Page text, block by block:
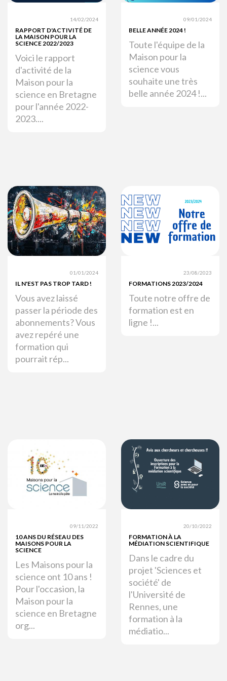
14/02/2024
RAPPORT D'ACTIVITÉ DE
LA MAISON POUR LA
SCIENCE 2022/2023
Voici le rapport
d'activité de la
Maison pour la
science en Bretagne
pour l'année 2022-
2023....
09/01/2024
BELLE ANNÉE 2024 !
Toute l'équipe de la
Maison pour la
science vous
souhaite une très
belle année 2024 !...
01/01/2024
IL N'EST PAS TROP TARD !
Vous avez laissé
passer la période des
abonnements? Vous
avez repéré une
formation qui
pourrait rép...
23/08/2023
FORMATIONS 2023/2024
Toute notre offre de
formation est en
ligne !...
09/11/2022
10 ANS DU RÉSEAU DES
MAISONS POUR LA
SCIENCE
Les Maisons pour la
science ont 10 ans !
Pour l'occasion, la
Maison pour la
science en Bretagne
org...
20/10/2022
FORMATION À LA
MÉDIATION SCIENTIFIQUE
Dans le cadre du
projet 'Sciences et
société' de
l'Université de
Rennes, une
formation à la
médiatio...